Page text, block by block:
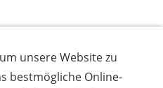
unsere Website zu
bestmögliche Online-